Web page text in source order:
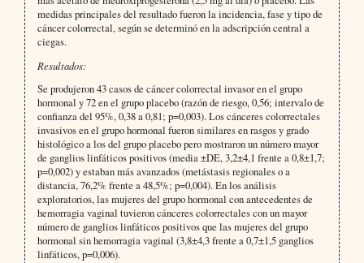
medidas principales del resultado fueron la incidencia, fase y tipo de
cáncer colorrectal, según se determinó en la adscripción central a
ciegas.
Resultados:
Se produjeron 43 casos de cáncer colorrectal invasor en el grupo
hormonal y 72 en el grupo placebo (razón de riesgo, 0,56; intervalo de
confianza del 95%, 0,38 a 0,81; p=0,003). Los cánceres colorrectales
invasivos en el grupo hormonal fueron similares en rasgos y grado
histológico a los del grupo placebo pero mostraron un número mayor
de ganglios linfáticos positivos (media ±DE, 3,2±4,1 frente a 0,8±1,7;
p=0,002) y estaban más avanzados (metástasis regionales o a
distancia, 76,2% frente a 48,5%; p=0,004). En los análisis
exploratorios, las mujeres del grupo hormonal con antecedentes de
hemorragia vaginal tuvieron cánceres colorrectales con un mayor
número de ganglios linfáticos positivos que las mujeres del grupo
hormonal sin hemorragia vaginal (3,8±4,3 frente a 0,7±1,5 ganglios
linfáticos, p=0,006).